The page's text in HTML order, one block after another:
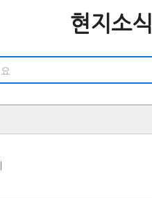
현지소식